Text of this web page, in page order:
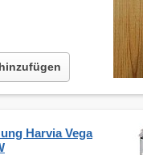
Harvia Vega